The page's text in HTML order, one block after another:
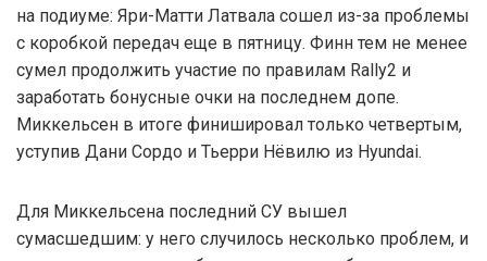
на подиуме: Яри-Матти Латвала сошел из-за проблемы
с коробкой передач еще в пятницу. Финн тем не менее
сумел продолжить участие по правилам Rally2 и
заработать бонусные очки на последнем допе.
Миккельсен в итоге финишировал только четвертым,
уступив Дани Сордо и Тьерри Нёвилю из Hyundai.
Для Миккельсена последний СУ вышел
сумасшедшим: у него случилось несколько проблем, и